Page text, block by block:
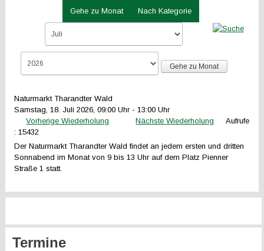
Gehe zu Monat Nach Kategorie
Gehe zu Monat
Naturmarkt Tharandter Wald
Samstag, 18. Juli 2026, 09:00 Uhr - 13:00 Uhr
Vorherige Wiederholung
Nächste Wiederholung
Aufrufe
: 15432
Der Naturmarkt Tharandter Wald findet an jedem ersten und dritten
Sonnabend im Monat von 9 bis 13 Uhr auf dem Platz Pienner
Straße 1 statt.
Termine